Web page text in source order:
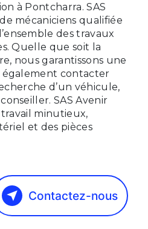
à Pontcharra. SAS
mécaniciens qualifiée
des travaux
Quelle que soit la
nous garantissons une
également contacter
d’un véhicule,
SAS Avenir
minutieux,
et des pièces
Contactez-nous